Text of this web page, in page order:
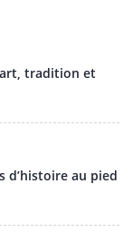
art, tradition et
d’histoire au pied